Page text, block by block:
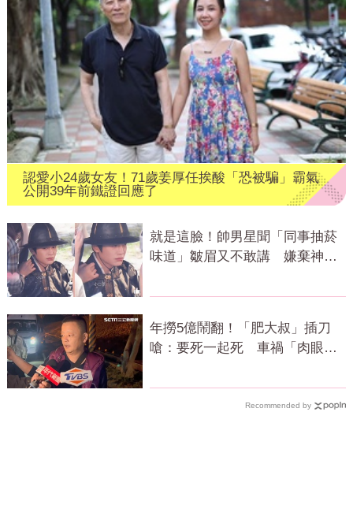
認愛小24歲女友！71歲姜厚任挨酸「恐被騙」霸氣
公開39年前鐵證回應了
就是這臉！帥男星聞「同事抽菸
味道」皺眉又不敢講 嫌棄神情
年撈5億鬧翻！「肥大叔」插刀
嗆：要死一起死 車禍「肉眼酒
Recommended by